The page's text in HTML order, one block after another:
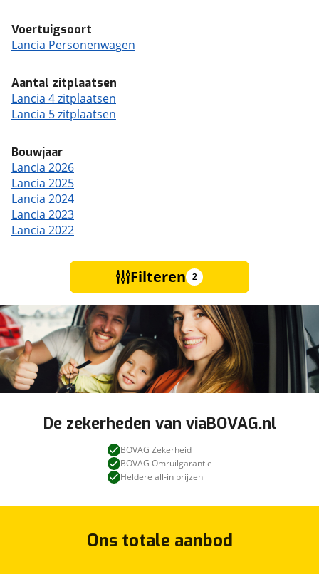
Voertuigsoort
Lancia Personenwagen
Aantal zitplaatsen
Lancia 4 zitplaatsen
Lancia 5 zitplaatsen
Bouwjaar
Lancia 2026
Lancia 2025
Lancia 2024
Lancia 2023
Lancia 2022
Filteren 2
De zekerheden van viaBOVAG.nl
BOVAG Zekerheid
BOVAG Omruilgarantie
Heldere all-in prijzen
Ons totale aanbod